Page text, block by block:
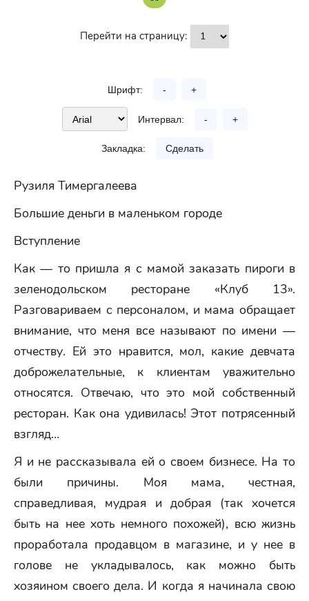
Перейти на страницу:
Шрифт: - +
Интервал: - +
Закладка: Сделать
Рузиля Тимергалеева
Большие деньги в маленьком городе
Вступление
Как — то пришла я с мамой заказать пироги в
зеленодольском ресторане «Клуб 13».
Разговариваем с персоналом, и мама обращает
внимание, что меня все называют по имени —
отчеству. Ей это нравится, мол, какие девчата
доброжелательные, к клиентам уважительно
относятся. Отвечаю, что это мой собственный
ресторан. Как она удивилась! Этот потрясенный
взгляд…
Я и не рассказывала ей о своем бизнесе. На то
были причины. Моя мама, честная,
справедливая, мудрая и добрая (так хочется
быть на нее хоть немного похожей), всю жизнь
проработала продавцом в магазине, и у нее в
голове не укладывалось, как можно быть
хозяином своего дела. И когда я начинала свою